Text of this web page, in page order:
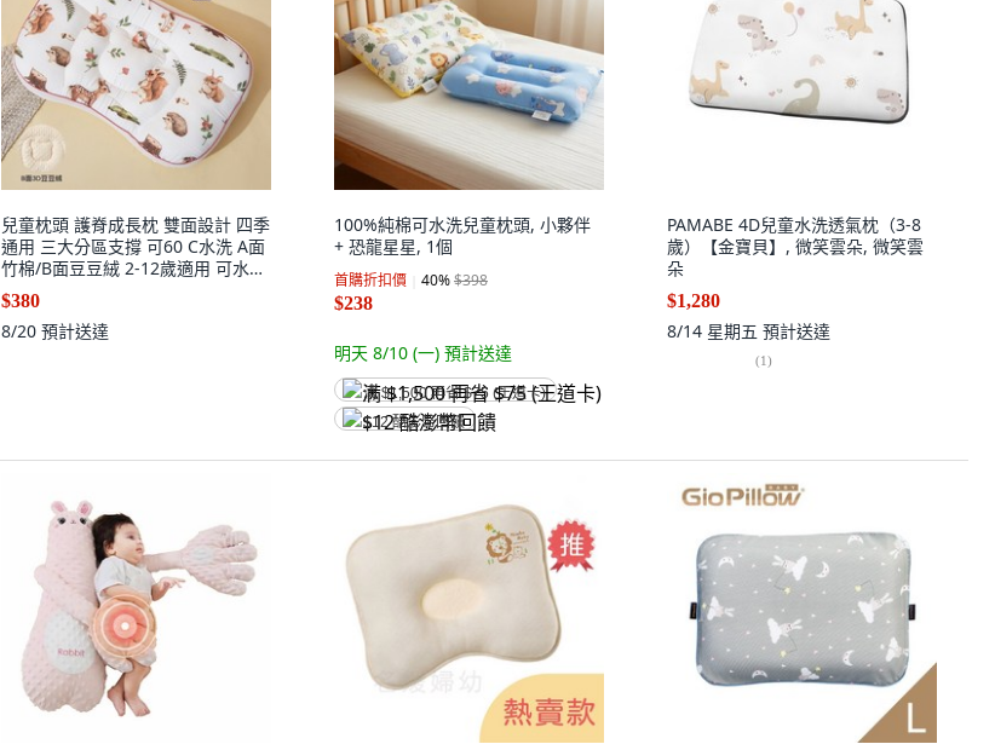
兒童枕頭 護脊成長枕 雙面設計 四季
通用 三大分區支撐 可60 C水洗 A面
竹棉/B面豆豆絨 2-12歲適用 可水洗
枕, 綠野仙蹤-四季款 竹棉紗布+豆豆
絨 ,50*30*2-4cm 適合1-5歲
$380
8/20 預計送達
100%純棉可水洗兒童枕頭, 小夥伴
+ 恐龍星星, 1個
首購折扣價 40%$398
$238
明天 8/10 (一) 預計送達
满 $1,500 再省 $75 (王道卡)
$12 酷澎幣回饋
PAMABE 4D兒童水洗透氣枕（3-8
歲）【金寶貝】, 微笑雲朵, 微笑雲
朵
$1,280
8/14 星期五 預計送達
(1)